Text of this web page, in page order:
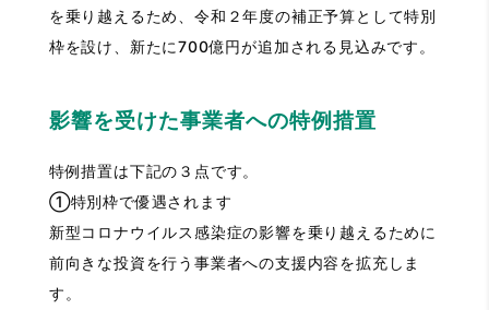
を乗り越えるため、令和２年度の補正予算として特別
枠を設け、新たに700億円が追加される見込みです。
影響を受けた事業者への特例措置
特例措置は下記の３点です。
①特別枠で優遇されます
新型コロナウイルス感染症の影響を乗り越えるために
前向きな投資を行う事業者への支援内容を拡充しま
す。